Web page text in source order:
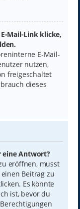
Mail-Link klicke,
E-Mail-
nutzen,
freigeschaltet
dieses
eine Antwort?
eröffnen, musst
Beitrag zu
Es könnte
ist, bevor du